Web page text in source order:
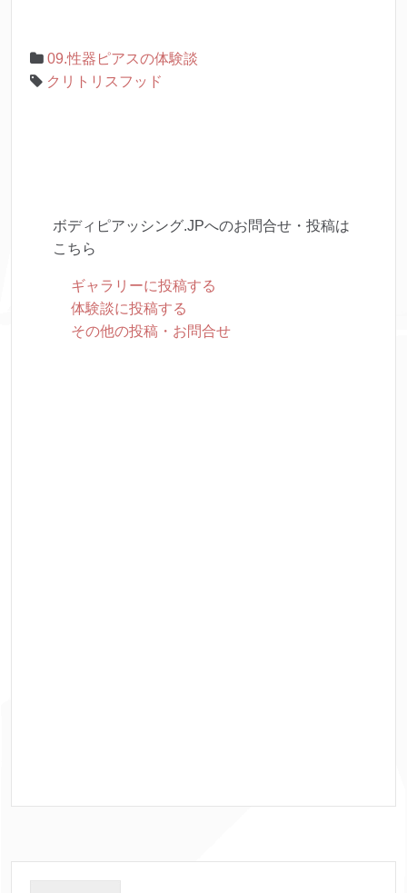
09.性器ピアスの体験談
クリトリスフッド
ボディピアッシング.JPへのお問合せ・投稿は
こちら
ギャラリーに投稿する
体験談に投稿する
その他の投稿・お問合せ